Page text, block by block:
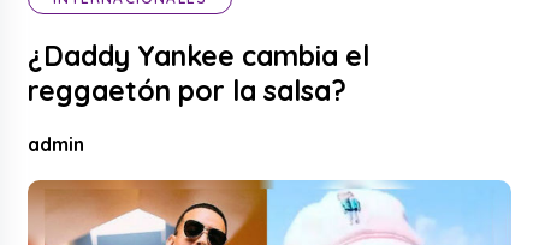
¿Daddy Yankee cambia el
reggaetón por la salsa?
admin